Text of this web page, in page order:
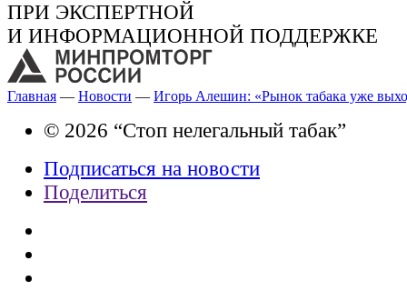
ПРИ ЭКСПЕРТНОЙ
И ИНФОРМАЦИОННОЙ ПОДДЕРЖКЕ
Главная — Новости — Игорь Алешин: «Рынок табака уже
© 2026 “Стоп нелегальный табак”
Подписаться на новости
Поделиться